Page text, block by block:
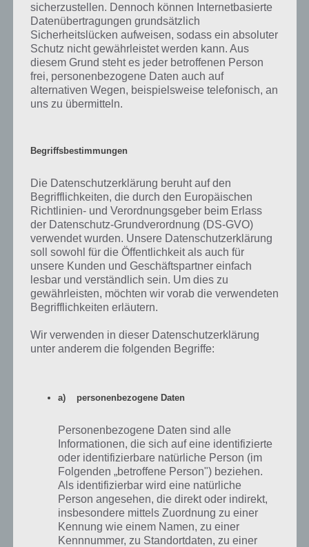
Umgangssprachlich für Ärztin
Schneller marschartiger Tanz aus den USA ONESTEPP
Russischer Astrophysiker: Wjatscheslaw F. MUCHANOW
Militärkrankenhaus Hospital für Soldaten LAZARETT
Ein Schnitzel in Semmelbröseln und Ei wenden
Publizist Herausgeber eines Buches
Codycross Lösung Gruppe 20 – Rätsel 4
Gruppe 20 – Rätsel 4 – Aufgaben
Heilkunde
Stylist Barbier Haarpfleger FRISEUR
Geflügeltes Mischwesen in der griech. Mythologie
Umstrittener christlicher Orden OPUSDEI
In Kroatien gesprochene romanische Sprache ISTRIOT
Helles rheinländisches Bier in kleinen Gläsern KOELSCH
Intensiver leuchtend- roter Farbton
sicherzustellen. Dennoch können Internetbasierte
Datenübertragungen grundsätzlich
Sicherheitslücken aufweisen, sodass ein absoluter
Schutz nicht gewährleistet werden kann. Aus
diesem Grund steht es jeder betroffenen Person
frei, personenbezogene Daten auch auf
alternativen Wegen, beispielsweise telefonisch, an
uns zu übermitteln.
Begriffsbestimmungen
Die Datenschutzerklärung beruht auf den
Begrifflichkeiten, die durch den Europäischen
Richtlinien- und Verordnungsgeber beim Erlass
der Datenschutz-Grundverordnung (DS-GVO)
verwendet wurden. Unsere Datenschutzerklärung
soll sowohl für die Öffentlichkeit als auch für
unsere Kunden und Geschäftspartner einfach
lesbar und verständlich sein. Um dies zu
gewährleisten, möchten wir vorab die verwendeten
Begrifflichkeiten erläutern.
Wir verwenden in dieser Datenschutzerklärung
unter anderem die folgenden Begriffe:
a) personenbezogene Daten
Personenbezogene Daten sind alle
Informationen, die sich auf eine identifizierte
oder identifizierbare natürliche Person (im
Folgenden „betroffene Person") beziehen.
Als identifizierbar wird eine natürliche
Person angesehen, die direkt oder indirekt,
insbesondere mittels Zuordnung zu einer
Kennung wie einem Namen, zu einer
Kennnummer, zu Standortdaten, zu einer